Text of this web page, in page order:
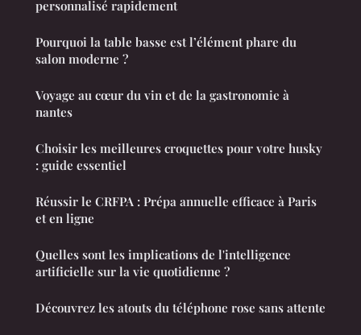
personnalisé rapidement
Pourquoi la table basse est l’élément phare du
salon moderne ?
Voyage au cœur du vin et de la gastronomie à
nantes
Choisir les meilleures croquettes pour votre husky
: guide essentiel
Réussir le CRFPA : Prépa annuelle efficace à Paris
et en ligne
Quelles sont les implications de l'intelligence
artificielle sur la vie quotidienne ?
Découvrez les atouts du téléphone rose sans attente